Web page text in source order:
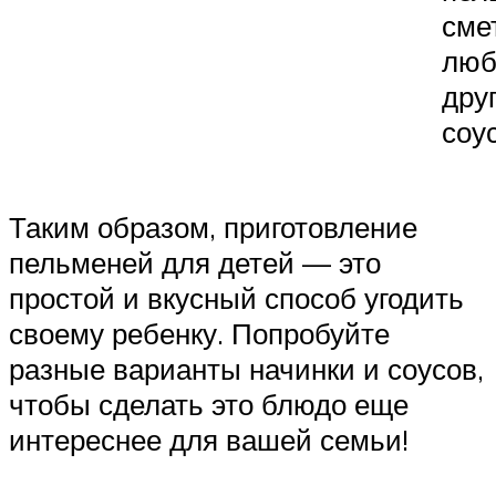
Таким образом, приготовление
пельменей для детей — это
простой и вкусный способ угодить
своему ребенку. Попробуйте
разные варианты начинки и соусов,
чтобы сделать это блюдо еще
интереснее для вашей семьи!